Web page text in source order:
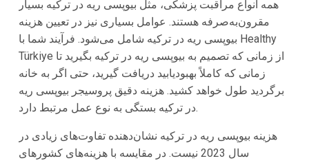
همه انواع مراقبت پزشکی، مثل بیوپسی ریه در ترکیه بسیار
مقرون‌به‌صرفه هستند. عوامل بسیاری نیز در تعیین هزینه
بیوپسی ریه در ترکیه شامل می‌شود. فرآیند شما با Healthy
Türkiye از زمانی که تصمیم به بیوپسی ریه در ترکیه بگیرید تا
زمانی که کاملاً بهبودیابید دریافت گیرید، حتی اگر به خانه
برگردید طول خواهد کشید. هزینه دقیق پروسیجر بیوپسی ریه
در ترکیه بستگی به نوع عمل مرتبط دارد.
هزینه بیوپسی ریه در ترکیه نشان‌دهنده تفاوت‌های زیادی در
سال 2023 نیست. در مقایسه با هزینه‌های کشورهای